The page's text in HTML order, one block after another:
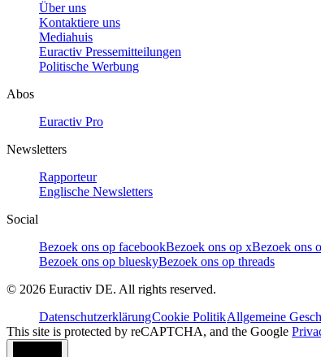
Über uns
Kontaktiere uns
Mediahuis
Euractiv Pressemitteilungen
Politische Werbung
Abos
Euractiv Pro
Newsletters
Rapporteur
Englische Newsletters
Social
Bezoek ons op facebookBezoek ons op xBezoek ons
Bezoek ons op blueskyBezoek ons op threads
© 2026 Euractiv DE. All rights reserved.
DatenschutzerklärungCookie PolitikAllgemeine
This site is protected by reCAPTCHA, and the Google